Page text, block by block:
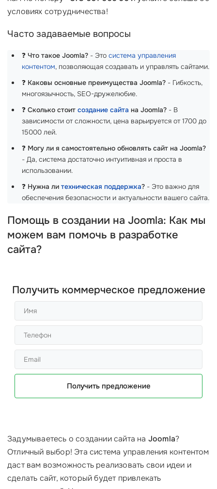
условиях сотрудничества!
Часто задаваемые вопросы
❓ Что такое Joomla? - Это система управления
контентом, позволяющая создавать и управлять сайтами.
❓ Каковы основные преимущества Joomla? - Гибкость,
многоязычность, SEO-дружелюбие.
❓ Сколько стоит создание сайта на Joomla? - В
зависимости от сложности, цена варьируется от 1700 до
15000 лей.
❓ Могу ли я самостоятельно обновлять сайт на Joomla?
- Да, система достаточно интуитивная и проста в
использовании.
❓ Нужна ли техническая поддержка? - Это важно для
обеспечения безопасности и актуальности вашего сайта.
Помощь в создании на Joomla: Как мы
можем вам помочь в разработке
сайта?
Получить коммерческое предложение
Получить предложение
Задумываетесь о создании сайта на Joomla?
Отличный выбор! Эта система управления контентом
даст вам возможность реализовать свои идеи и
сделать сайт, который будет привлекать